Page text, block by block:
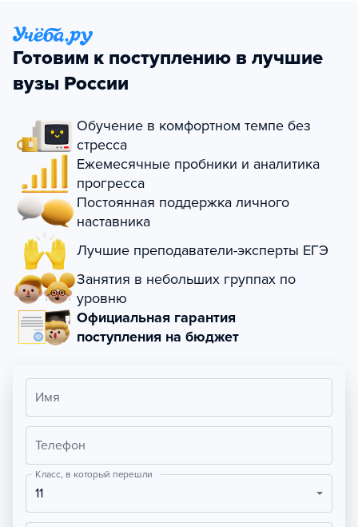
Готовим к поступлению в лучшие
вузы России
Обучение в комфортном темпе без
стресса
Ежемесячные пробники и аналитика
прогресса
Постоянная поддержка личного
наставника
Лучшие преподаватели-эксперты ЕГЭ
Занятия в небольших группах по
уровню
Официальная гарантия
поступления на бюджет
Имя
Телефон
Класс, в который перешли
11